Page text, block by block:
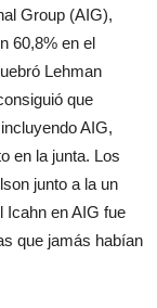
Group (AIG),
60,8% en el
Lehman
que
AIG,
en la junta. Los
junto a la un
Icahn en AIG fue
que jamás habían